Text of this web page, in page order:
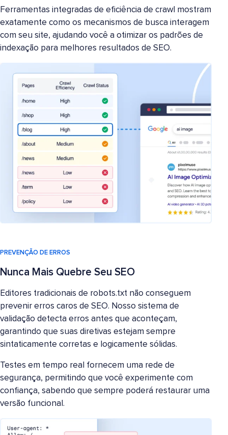
Ferramentas integradas de eficiência de crawl mostram
exatamente como os mecanismos de busca interagem
com seu site, ajudando você a otimizar os padrões de
indexação para melhores resultados de SEO.
PREVENÇÃO DE ERROS
Nunca Mais Quebre Seu SEO
Editores tradicionais de robots.txt não conseguem
prevenir erros caros de SEO. Nosso sistema de
validação detecta erros antes que aconteçam,
garantindo que suas diretivas estejam sempre
sintaticamente corretas e logicamente sólidas.
Testes em tempo real fornecem uma rede de
segurança, permitindo que você experimente com
confiança, sabendo que sempre poderá restaurar uma
versão funcional.